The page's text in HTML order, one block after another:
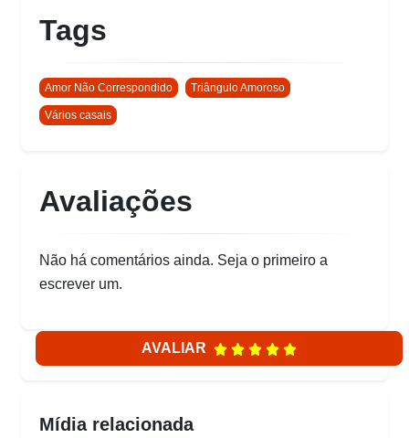
Tags
Amor Não Correspondido Triângulo Amoroso
Vários casais
Avaliações
Não há comentários ainda. Seja o primeiro a
escrever um.
AVALIAR
Mídia relacionada